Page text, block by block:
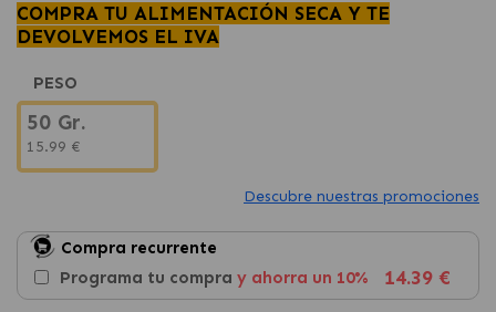
Utilizado para prevenir enfermedades periodentales
derivadas de una mala higiene bucal.
COMPRA TU ALIMENTACIÓN SECA Y TE
DEVOLVEMOS EL IVA
PESO
50 Gr.
15.99 €
Descubre nuestras promociones
Compra recurrente
Programa tu compra y ahorra un 10% 14.39 €